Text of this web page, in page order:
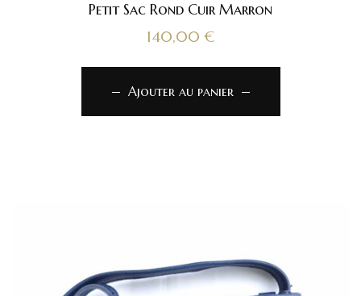
Petit Sac Rond Cuir Marron
140,00 €
Ajouter au panier